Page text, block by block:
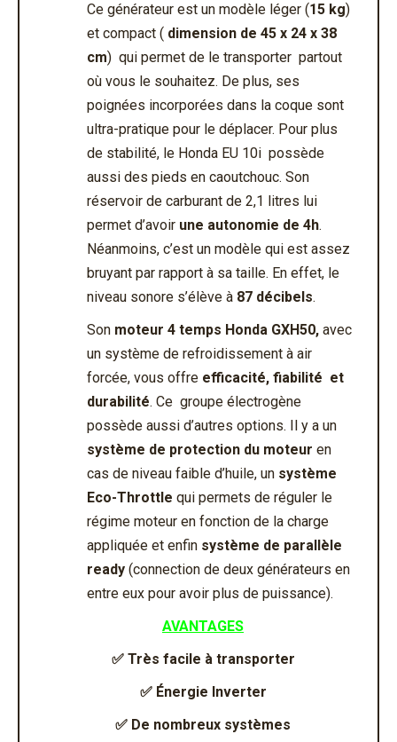
Ce générateur est un modèle léger (15 kg)
et compact ( dimension de 45 x 24 x 38
cm) qui permet de le transporter partout
où vous le souhaitez. De plus, ses
poignées incorporées dans la coque sont
ultra-pratique pour le déplacer. Pour plus
de stabilité, le Honda EU 10i possède
aussi des pieds en caoutchouc. Son
réservoir de carburant de 2,1 litres lui
permet d’avoir une autonomie de 4h.
Néanmoins, c’est un modèle qui est assez
bruyant par rapport à sa taille. En effet, le
niveau sonore s’élève à 87 décibels.
Son moteur 4 temps Honda GXH50, avec
un système de refroidissement à air
forcée, vous offre efficacité, fiabilité et
durabilité. Ce groupe électrogène
possède aussi d’autres options. Il y a un
système de protection du moteur en
cas de niveau faible d’huile, un système
Eco-Throttle qui permets de réguler le
régime moteur en fonction de la charge
appliquée et enfin système de parallèle
ready (connection de deux générateurs en
entre eux pour avoir plus de puissance).
AVANTAGES
✅ Très facile à transporter
✅ Énergie Inverter
✅ De nombreux systèmes